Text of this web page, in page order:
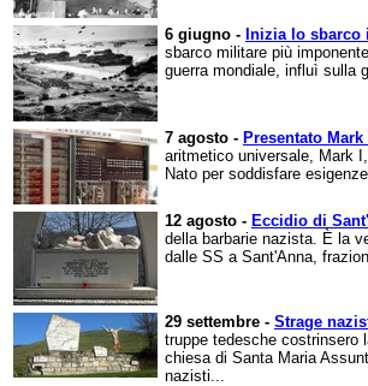
6 giugno - Inizia lo sbarco
sbarco militare più
guerra mondiale, influì sulla
7 agosto - Presentato Mark I
aritmetico universale, Mark
Nato per soddisfare
12 agosto - Eccidio di
della barbarie nazista. È la
dalle SS a Sant'Anna,
29 settembre - Strage
truppe tedesche costrinsero
chiesa di Santa Maria
nazisti...